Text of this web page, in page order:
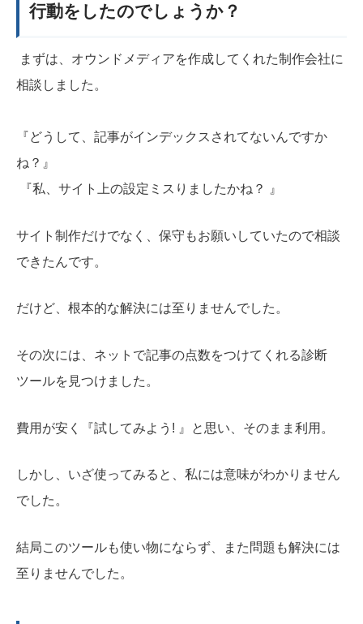
行動をしたのでしょうか？
まずは、オウンドメディアを作成してくれた制作会社に
相談しました。
『どうして、記事がインデックスされてないんですか
ね？』
『私、サイト上の設定ミスりましたかね？ 』
サイト制作だけでなく、保守もお願いしていたので相談
できたんです。
だけど、根本的な解決には至りませんでした。
その次には、ネットで記事の点数をつけてくれる診断
ツールを見つけました。
費用が安く『試してみよう! 』と思い、そのまま利用。
しかし、いざ使ってみると、私には意味がわかりません
でした。
結局このツールも使い物にならず、また問題も解決には
至りませんでした。